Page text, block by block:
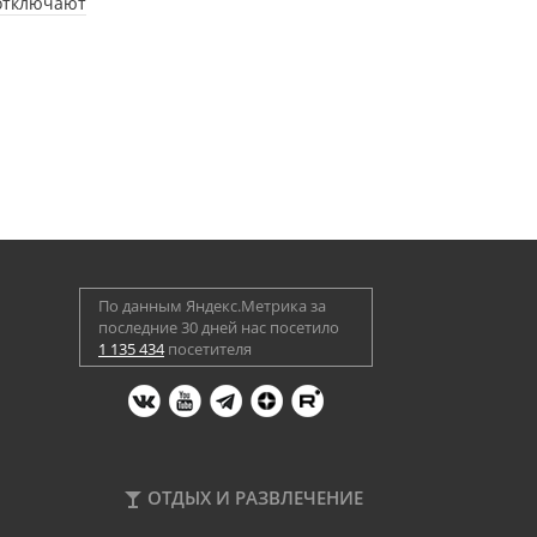
По данным Яндекс.Метрика за
последние 30 дней нас посетило
1 135 434посетителя
ОТДЫХ И РАЗВЛЕЧЕНИЕ